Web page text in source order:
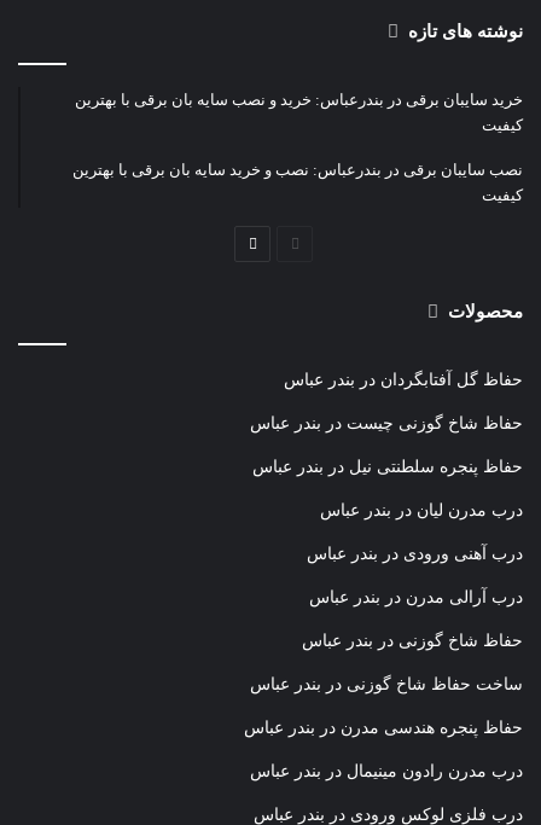
نوشته های تازه
خرید سایبان برقی در بندرعباس: خرید و نصب سایه بان برقی با بهترین
کیفیت
نصب سایبان برقی در بندرعباس: نصب و خرید سایه بان برقی با بهترین
کیفیت
صفحه
محصولات
حفاظ گل آفتابگردان در بندر عباس
حفاظ شاخ گوزنی چیست در بندر عباس
حفاظ پنجره سلطنتی نیل در بندر عباس
درب مدرن لیان در بندر عباس
درب آهنی ورودی در بندر عباس
درب آرالی مدرن در بندر عباس
حفاظ شاخ گوزنی در بندر عباس
ساخت حفاظ شاخ گوزنی در بندر عباس
حفاظ پنجره هندسی مدرن در بندر عباس
درب مدرن رادون مینیمال در بندر عباس
درب فلزی لوکس ورودی در بندر عباس